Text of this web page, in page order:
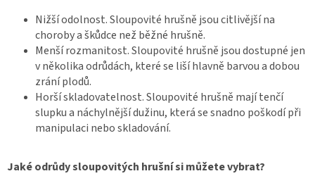
Nižší odolnost. Sloupovité hrušně jsou citlivější na
choroby a škůdce než běžné hrušně.
Menší rozmanitost. Sloupovité hrušně jsou dostupné jen
v několika odrůdách, které se liší hlavně barvou a dobou
zrání plodů.
Horší skladovatelnost. Sloupovité hrušně mají tenčí
slupku a náchylnější dužinu, která se snadno poškodí při
manipulaci nebo skladování.
Jaké odrůdy sloupovitých hrušní si můžete vybrat?